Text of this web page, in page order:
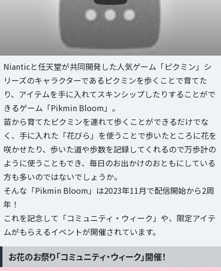
Nianticと任天堂が共同開発した人気ゲーム「ピクミン」シ
リーズのキャラクターであるピクミンを歩くことで育てた
り、アイテムを手に入れてスキンシップしたりすることがで
きるゲーム「Pikmin Bloom」。
苗から育てたピクミンを連れて歩くことができるだけでな
く、手に入れた「花びら」を使うことで歩いたところに花を
咲かせたり、歩いた道や歩数を記録してくれるので万歩計の
ように使うこともでき、毎日のお出かけのおともにしている
方も多いのではないでしょうか。
そんな「Pikmin Bloom」は2023年11月で配信開始から2周
年！
これを記念して「コミュニティ・ウィーク」や、限定アイテ
ムがもらえるイベントが開催されています。
お花のお祭り「コミュニティ・ウィーク」開催！